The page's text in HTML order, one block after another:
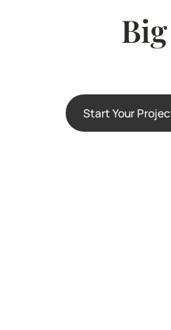
Start Your